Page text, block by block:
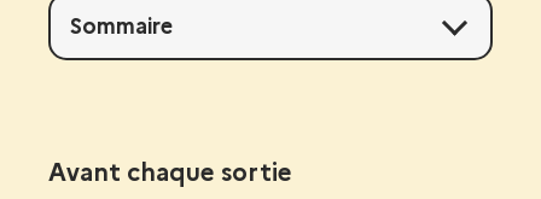
Sommaire
Avant chaque sortie